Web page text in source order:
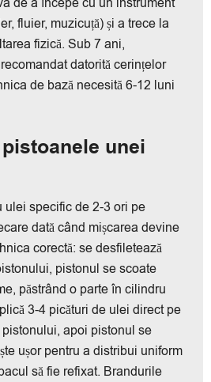
fluier, muzicuță) și a trece la
fizică. Sub 7 ani,
datorită cerințelor
de bază necesită 6-12 luni
unei
ulei specific de 2-3 ori pe
dată când mișcarea devine
corectă: se desfiletează
pistonul se scoate
păstrând o parte în cilindru
3-4 picături de ulei direct pe
apoi pistonul se
ușor pentru a distribui uniform
să fie refixat. Brandurile